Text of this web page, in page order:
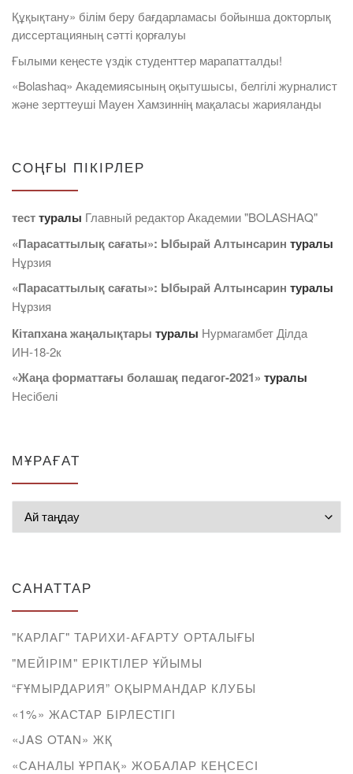
Құқықтану» білім беру бағдарламасы бойынша докторлық
диссертацияның сәтті қорғалуы
Ғылыми кеңесте үздік студенттер марапатталды!
«Bolashaq» Академиясының оқытушысы, белгілі журналист
және зерттеуші Мауен Хамзиннің мақаласы жарияланды
СОҢҒЫ ПІКІРЛЕР
тесттуралы Главный редактор Академии "BOLASHAQ"
«Парасаттылық сағаты»: Ыбырай Алтынсарин туралы
Нұрзия
«Парасаттылық сағаты»: Ыбырай Алтынсарин туралы
Нұрзия
Кітапхана жаңалықтары туралы Нурмагамбет Дiлда
ИН-18-2к
«Жаңа форматтағы болашақ педагог-2021» туралы
Несібелі
МҰРАҒАТ
САНАТТАР
"КАРЛАГ" ТАРИХИ-АҒАРТУ ОРТАЛЫҒЫ
"МЕЙІРІМ" ЕРІКТІЛЕР ҰЙЫМЫ
“ҒҰМЫРДАРИЯ” ОҚЫРМАНДАР КЛУБЫ
«1%» ЖАСТАР БІРЛЕСТІГІ
«JAS OTAN» ЖҚ
«САНАЛЫ ҰРПАҚ» ЖОБАЛАР КЕҢСЕСІ